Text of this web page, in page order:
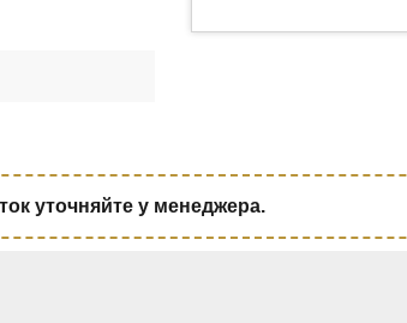
уточняйте у менеджера.